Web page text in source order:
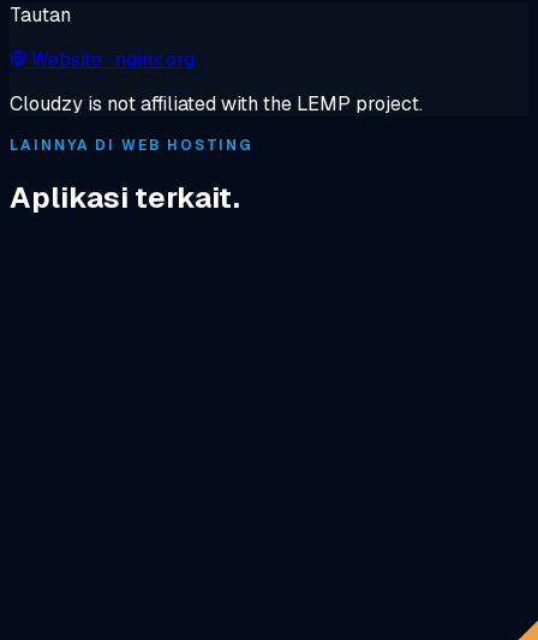
Tautan
Website· nginx.org
Cloudzy is not affiliated with the LEMP project.
LAINNYA DI WEB HOSTING
Aplikasi terkait.